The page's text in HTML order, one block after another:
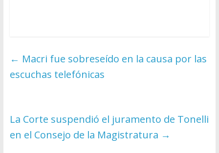
← Macri fue sobreseído en la causa por las
escuchas telefónicas
La Corte suspendió el juramento de Tonelli
en el Consejo de la Magistratura →